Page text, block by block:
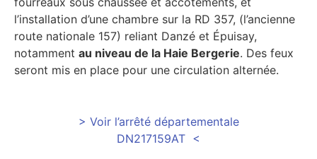
l’installation d’une chambre sur la RD 357, (l’ancienne
route nationale 157) reliant Danzé et Épuisay,
notamment au niveau de la Haie Bergerie. Des feux
seront mis en place pour une circulation alternée.
> Voir l’arrêté départementale
DN217159AT <